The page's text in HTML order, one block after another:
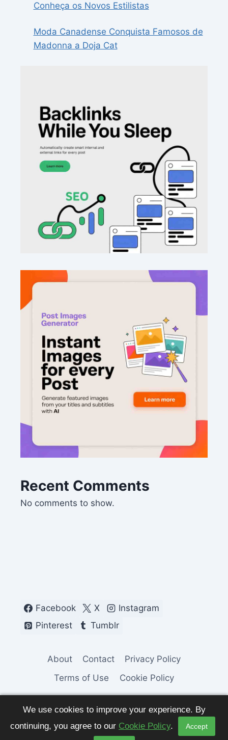
We use cookies to improve your experience. By
continuing, you agree to our Cookie Policy. Accept
Conheça os Novos Estilistas
Moda Canadense Conquista Famosos de
Madonna a Doja Cat
Recent Comments
No comments to show.
Facebook X
Instagram
Pinterest
Tumblr
About Contact
Privacy Policy
Terms of Use
Cookie Policy
© 2026 Fashion Pulse Trends. All Rights